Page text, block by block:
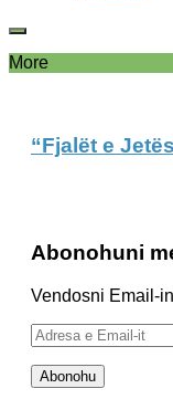
More
“Fjalët e
Abonohuni
Vendosni Email-
Adresa
e
Email-
it
Abonohu